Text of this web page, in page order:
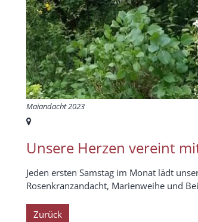
Maiandacht 2023
Ort:
Unsere Herzen vereint
Jeden ersten Samstag im Monat lädt
Rosenkranzandacht, Marienweihe und
Zurück